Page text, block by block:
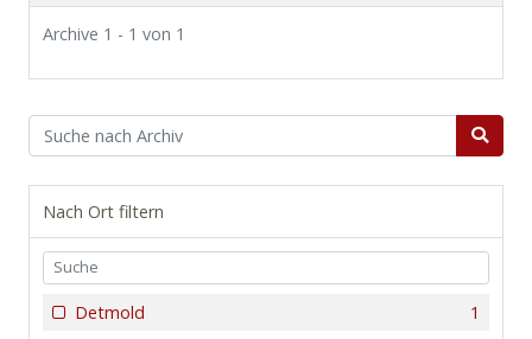
Archive 1 - 1 von 1
Nach Ort filtern
1
Detmold